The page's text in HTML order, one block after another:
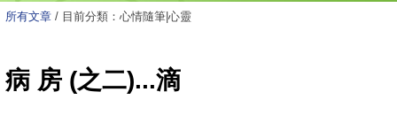
所有文章 / 目前分類：心情隨筆|心靈
病 房 (之二)...滴